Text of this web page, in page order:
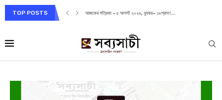
TOP POSTS আজকের পত্রিকা – ৫ আগস্ট ২০২৬, বুধবার– ১৯শ্রাবণ...